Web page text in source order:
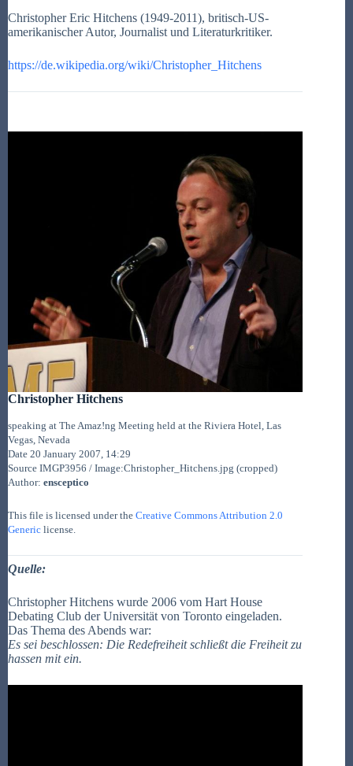
Christopher Eric Hitchens (1949-2011), britisch-US-
amerikanischer Autor, Journalist und Literaturkritiker.
https://de.wikipedia.org/wiki/Christopher_Hitchens
Christopher Hitchens
speaking at The Amaz!ng Meeting held at the Riviera Hotel, Las
Vegas, Nevada
Date 20 January 2007, 14:29
Source IMGP3956 / Image:Christopher_Hitchens.jpg (cropped)
Author: ensceptico
This file is licensed under the Creative Commons Attribution 2.0
Generic license.
Quelle:
Christopher Hitchens wurde 2006 vom Hart House
Debating Club der Universität von Toronto eingeladen.
Das Thema des Abends war:
Es sei beschlossen: Die Redefreiheit schließt die Freiheit zu
hassen mit ein.